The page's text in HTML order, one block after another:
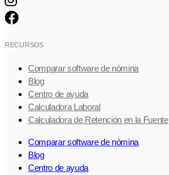
RECURSOS
Comparar software de nómina
Blog
Centro de ayuda
Calculadora Laboral
Calculadora de Retención en la Fuente
Comparar software de nómina
Blog
Centro de ayuda